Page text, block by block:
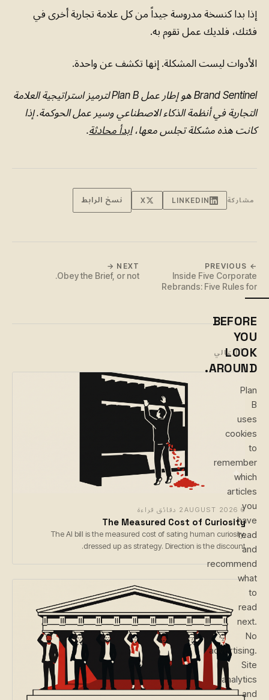
إذا بدا كنسخة مدروسة جيداً من كل علامة تجارية أخرى في
فئتك، فلديك عمل تقوم به.
الأدوات ليست المشكلة. إنها تكشف عن واحدة.
Brand Sentinel هو إطار عمل Plan B لترميز استراتيجية العلامة
التجارية في أنظمة الذكاء الاصطناعي وسير عمل الحوكمة. إذا
كانت هذه مشكلة تجلس معها،ابدأ محادثة.
مشاركة LINKEDIN
X نسخ الرابط
← PREVIOUS
Inside Five Corporate
Rebrands: Five Rules for
Making Brand Change Work
NEXT →
Obey the Brief, or not.
اقرأ التالي
6 AUGUST 2026 2 دقائق قراءة
The Measured Cost of Curiosity
The AI bill is the measured cost of sating human curiosity,
dressed up as strategy. Direction is the discount.
BEFORE
YOU
LOOK
AROUND.
Plan
B
uses
cookies
to
remember
which
articles
you
have
read
and
recommend
what
to
read
next.
No
advertising.
Site
analytics
and